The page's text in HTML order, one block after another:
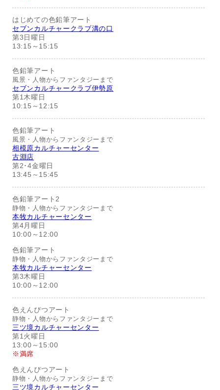
はじめての色鉛筆アート
セブンカルチャークラブ溝の口
第3日曜日
13:15～15:15
色鉛筆アート
風景・人物からファンタジーまで
セブンカルチャークラブ伊勢原
第1木曜日
10:15～12:15
色鉛筆アート
風景・人物からファンタジーまで
相模原カルチャーセンター
古淵店
第2･4金曜日
13:45～15:45
色鉛筆アート2
静物・人物からファンタジーまで
本牧カルチャーセンター
第4月曜日
10:00～12:00
色鉛筆アート
静物・人物からファンタジーまで
本牧カルチャーセンター
第3木曜日
10:00～12:00
色えんぴつアート
静物・人物からファンタジーまで
三ツ境カルチャーセンター
第1火曜日
13:00～15:00
※満席
色えんぴつアート
静物・人物からファンタジーまで
三ツ境カルチャーセンター